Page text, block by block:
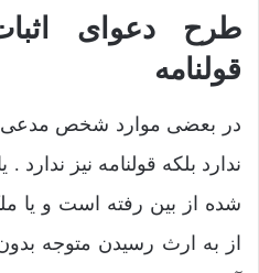
طرح دعوای
قولنامه
در بعضی موارد شخص مدعی
ندارد بلکه قولنامه نیز ندارد
شده از بین رفته است و یا
از به ارث رسیدن متوجه